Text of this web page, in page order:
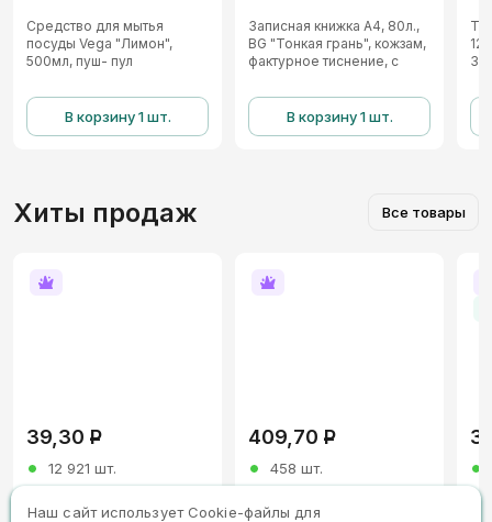
Средство для мытья
посуды Vega "Лимон",
500мл, пуш- пул
В корзину 1 шт.
Записная книжка А4, 80л.,
BG "Тонкая грань", кожзам,
фактурное тиснение, с
В корзину 1 шт.
Хиты продаж Все товары
39,30 Р
12 921 шт.
Точилка пластиковая
409,70 Р
458 шт.
Набор маркеров для
Наш сайт использует Сookie-файлы для